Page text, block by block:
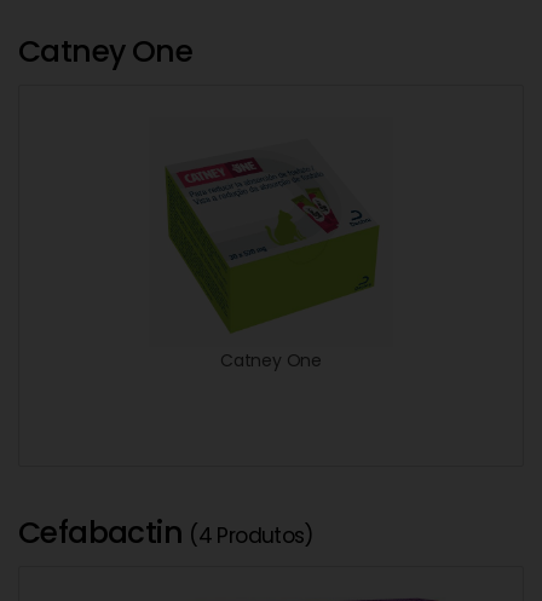
Catney One
Catney One
Cefabactin (4 Produtos)